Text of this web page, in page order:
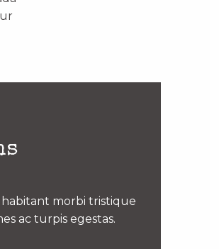
morbi tristique
ac turpis egestas.